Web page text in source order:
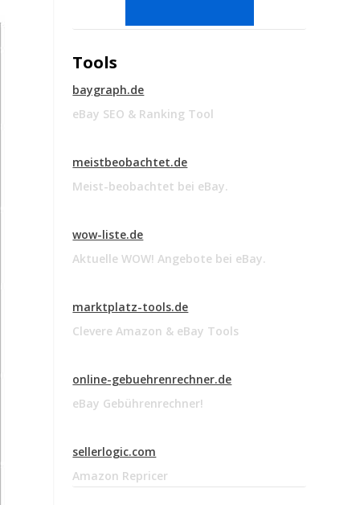
Tools
baygraph.de
eBay SEO & Ranking Tool
meistbeobachtet.de
Meist-beobachtet bei eBay.
wow-liste.de
Aktuelle WOW! Angebote bei eBay.
marktplatz-tools.de
Clevere Amazon & eBay Tools
online-gebuehrenrechner.de
eBay Gebührenrechner!
sellerlogic.com
Amazon Repricer